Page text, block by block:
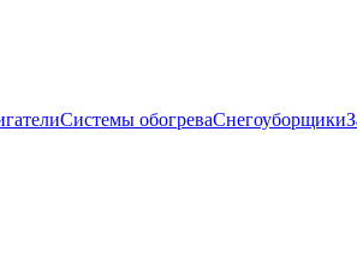
Системы обогреваСнегоуборщики